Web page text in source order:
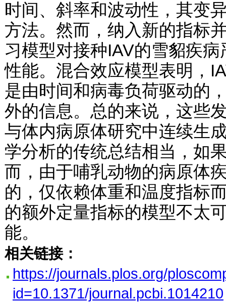
时间、斜率和波动性，其变
方法。然而，纳入新的指标
习模型对接种IAV的雪貂疾
性能。混合效应模型表明，
是由时间和病毒负荷驱动的
外的信息。总的来说，这些
与体内病原体研究中连续生
学分析的传统总结相当，如
而，由于哺乳动物的病原体
的，仅依赖体重和温度指标
的额外定量指标的模型不太
能。
相关链接：
https://journals.plos.org/
id=10.1371/journal.pcbi.1014210